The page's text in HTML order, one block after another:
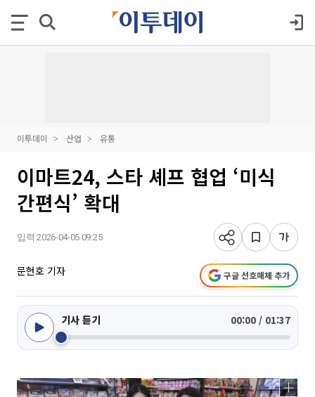
이투데이 산업 유통
이마트24, 스타 셰프 협업 ‘미식
간편식’ 확대
입력 2026-04-05 09:25
문현호 기자 구글 선호매체 추가
기사 듣기 00:00 / 01:37